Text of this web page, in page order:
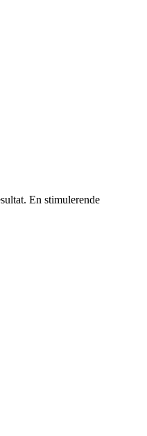
En stimulerende